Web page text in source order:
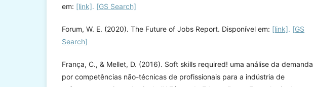
em: [link]. [GS Search]
Forum, W. E. (2020). The Future of Jobs Report. Disponível em: [link]. [GS
Search]
França, C., & Mellet, D. (2016). Soft skills required! uma análise da demanda
por competências não-técnicas de profissionais para a indústria de